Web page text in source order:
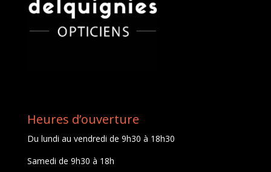
Heures d’ouverture
Du lundi au vendredi de 9h30 à 18h30
Samedi de 9h30 à 18h